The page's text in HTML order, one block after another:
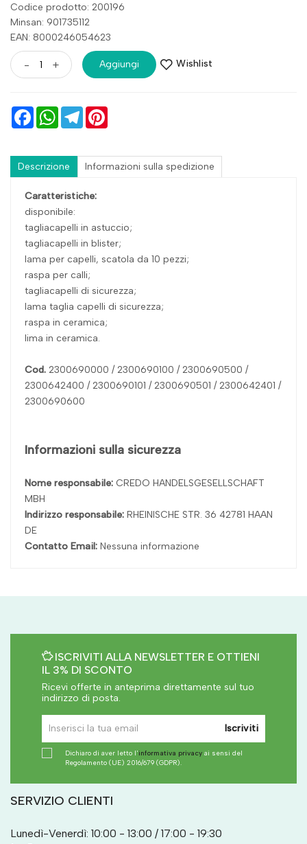
Codice prodotto: 200196
Minsan: 901735112
EAN: 8000246054623
- + Aggiungi Wishlist
FacebookWhatsAppTelegram
Descrizione Informazioni sulla spedizione
Caratteristiche:
disponibile:
tagliacapelli in astuccio;
tagliacapelli in blister;
lama per capelli, scatola da 10 pezzi;
raspa per calli;
tagliacapelli di sicurezza;
lama taglia capelli di sicurezza;
raspa in ceramica;
lima in ceramica.
Cod. 2300690000 / 2300690100 / 2300690500 /
2300642400 / 2300690101 / 2300690501 / 2300642401 /
2300690600
Informazioni sulla sicurezza
Nome responsabile: CREDO HANDELSGESELLSCHAFT
MBH
Indirizzo responsabile: RHEINISCHE STR. 36 42781 HAAN
DE
Contatto Email: Nessuna informazione
ISCRIVITI ALLA NEWSLETTER E OTTIENI
IL 3% DI SCONTO
Ricevi offerte in anteprima direttamente sul tuo
indirizzo di posta.
Iscriviti
Dichiaro di aver letto l'informativa privacy ai sensi del
Regolamento (UE) 2016/679 (GDPR).
SERVIZIO CLIENTI
Lunedì-Venerdì: 10:00 - 13:00 / 17:00 - 19:30